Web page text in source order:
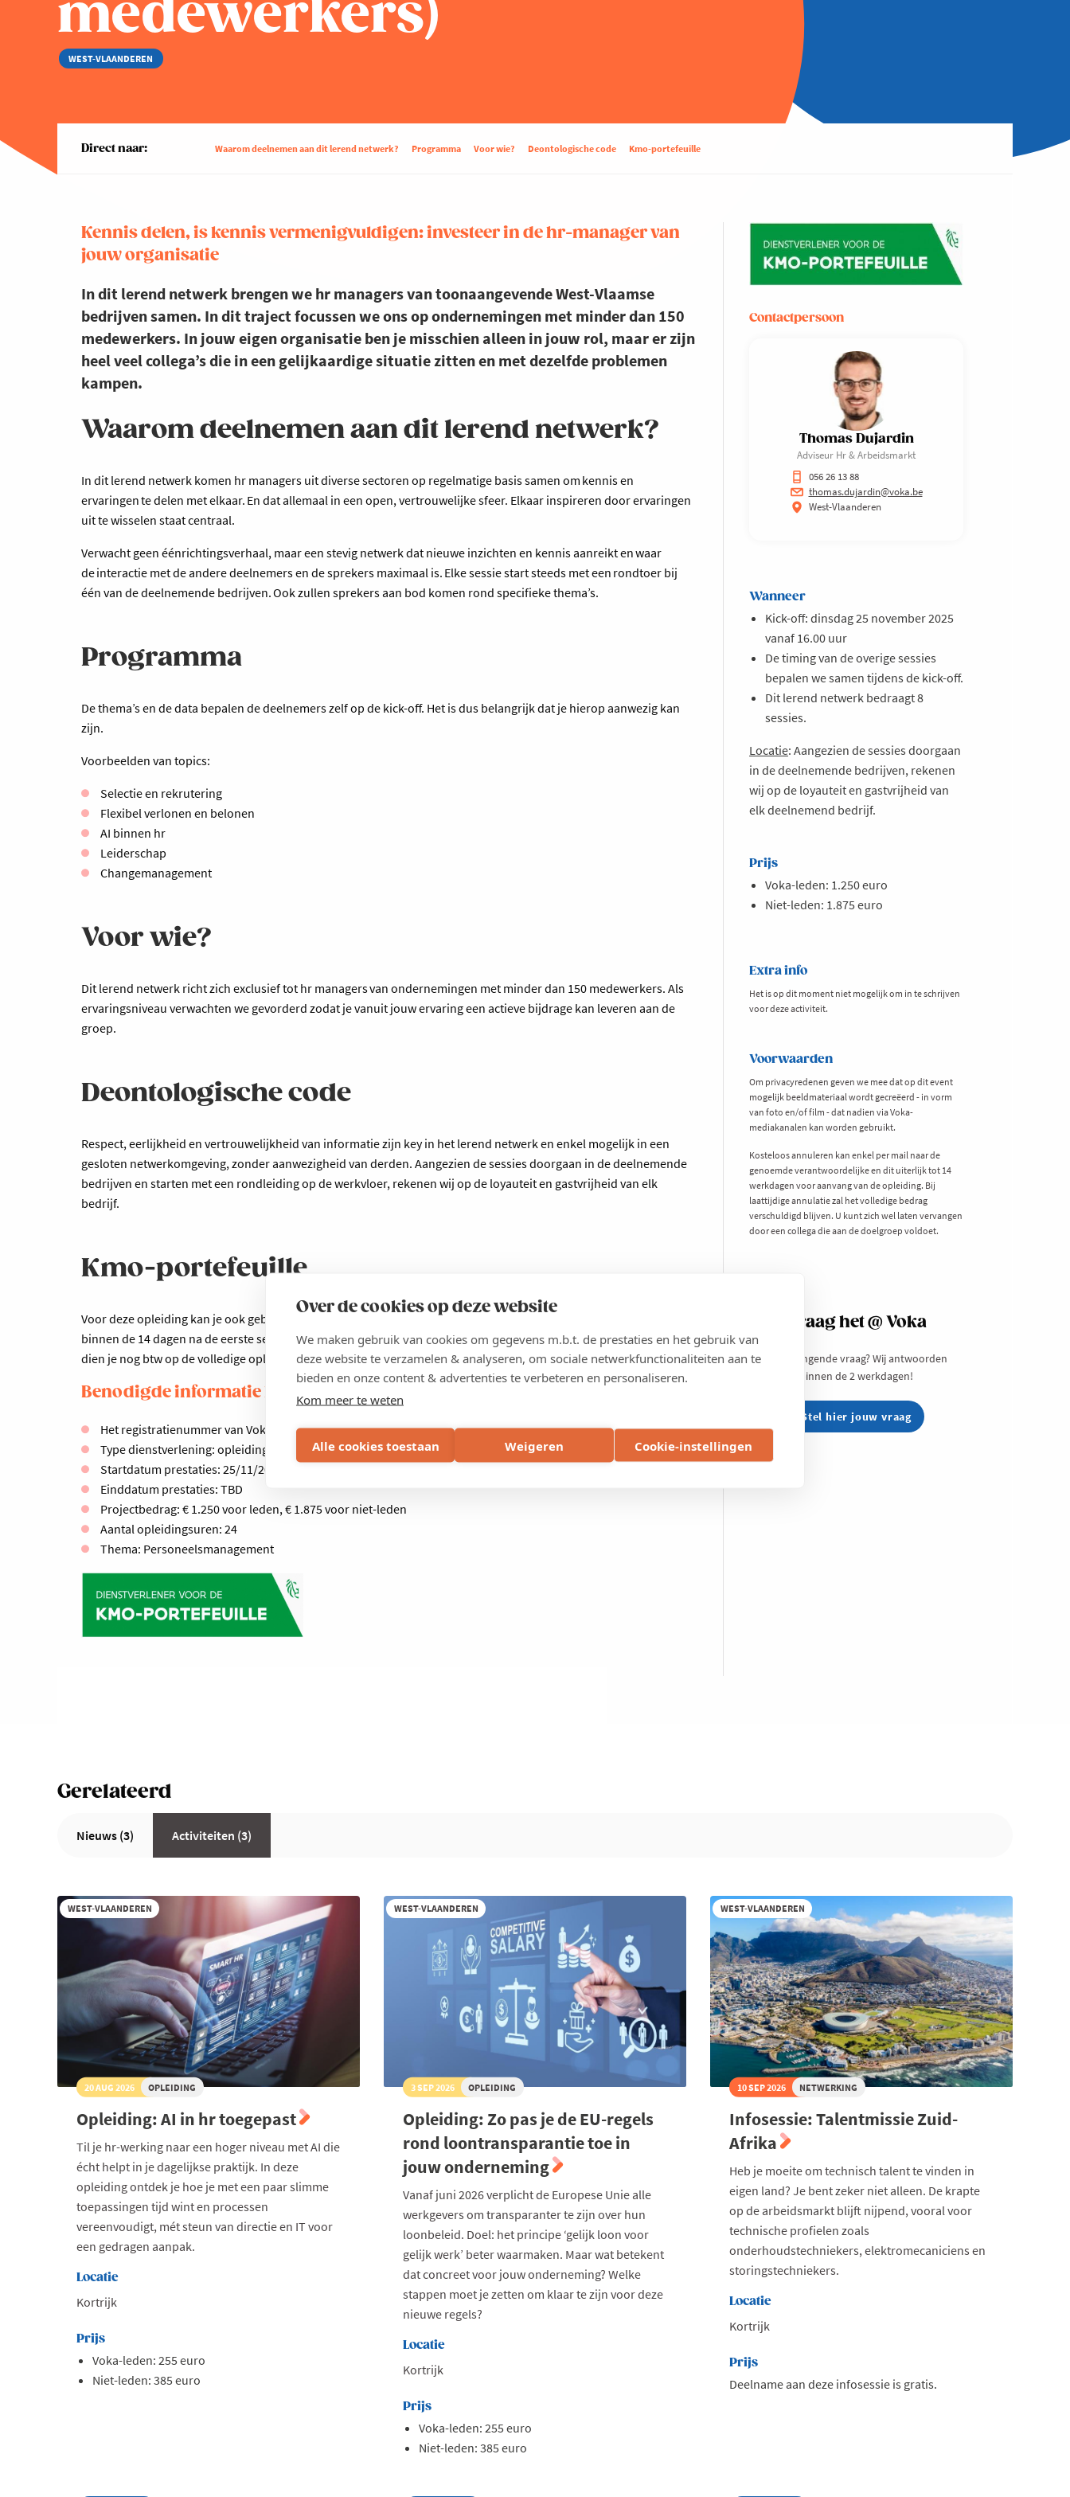
Over de cookies op deze website
We maken gebruik van cookies om gegevens m.b.t. de prestaties en het gebruik van
deze website te verzamelen & analyseren, om sociale netwerkfunctionaliteiten aan te
bieden en onze content & advertenties te verbeteren en personaliseren.
Kom meer te weten
Alle cookies toestaan Weigeren Cookie-instellingen
medewerkers)
WEST-VLAANDEREN
Direct naar: Waarom deelnemen aan dit lerend netwerk? Programma Voor wie? Deontologische code Kmo-portefeuille
Kennis delen, is kennis vermenigvuldigen: investeer in de hr-manager van
jouw organisatie
In dit lerend netwerk brengen we hr managers van toonaangevende West-Vlaamse
bedrijven samen. In dit traject focussen we ons op ondernemingen met minder dan 150
medewerkers. In jouw eigen organisatie ben je misschien alleen in jouw rol, maar er zijn
heel veel collega’s die in een gelijkaardige situatie zitten en met dezelfde problemen
kampen.
Waarom deelnemen aan dit lerend netwerk?
In dit lerend netwerk komen hr managers uit diverse sectoren op regelmatige basis samen om kennis en
ervaringen te delen met elkaar. En dat allemaal in een open, vertrouwelijke sfeer. Elkaar inspireren door ervaringen
uit te wisselen staat centraal.
Verwacht geen éénrichtingsverhaal, maar een stevig netwerk dat nieuwe inzichten en kennis aanreikt en waar
de interactie met de andere deelnemers en de sprekers maximaal is. Elke sessie start steeds met een rondtoer bij
één van de deelnemende bedrijven. Ook zullen sprekers aan bod komen rond specifieke thema’s.
Programma
De thema’s en de data bepalen de deelnemers zelf op de kick-off. Het is dus belangrijk dat je hierop aanwezig kan
zijn.
Voorbeelden van topics:
Selectie en rekrutering
Flexibel verlonen en belonen
AI binnen hr
Leiderschap
Changemanagement
Voor wie?
Dit lerend netwerk richt zich exclusief tot hr managers van ondernemingen met minder dan 150 medewerkers. Als
ervaringsniveau verwachten we gevorderd zodat je vanuit jouw ervaring een actieve bijdrage kan leveren aan de
groep.
Deontologische code
Respect, eerlijkheid en vertrouwelijkheid van informatie zijn key in het lerend netwerk en enkel mogelijk in een
gesloten netwerkomgeving, zonder aanwezigheid van derden. Aangezien de sessies doorgaan in de deelnemende
bedrijven en starten met een rondleiding op de werkvloer, rekenen wij op de loyauteit en gastvrijheid van elk
bedrijf.
Kmo-portefeuille
Voor deze opleiding kan je ook gebruikmaken van de kmo-portefeuille. Jouw aanvraag dient te gebeuren ten laatste
binnen de 14 dagen na de eerste sessie viawww.kmo-portefeuille.be. Indien je beroep doet op de kmo-portefeuille,
dien je nog btw op de volledige opleidingskost te betalen.
Benodigde informatie kmo-portefeuille
Het registratienummer van Voka - Kamer van Koophandel West-Vlaanderen: DV.O104126
Type dienstverlening: opleiding
Startdatum prestaties: 25/11/2025
Einddatum prestaties: TBD
Projectbedrag: € 1.250 voor leden, € 1.875 voor niet-leden
Aantal opleidingsuren: 24
Thema: Personeelsmanagement
Contactpersoon
Thomas Dujardin
Adviseur Hr & Arbeidsmarkt
056 26 13 88
thomas.dujardin@voka.be
West-Vlaanderen
Wanneer
Kick-off: dinsdag 25 november 2025
vanaf 16.00 uur
De timing van de overige sessies
bepalen we samen tijdens de kick-off.
Dit lerend netwerk bedraagt 8
sessies.
Locatie: Aangezien de sessies doorgaan
in de deelnemende bedrijven, rekenen
wij op de loyauteit en gastvrijheid van
elk deelnemend bedrijf.
Prijs
Voka-leden: 1.250 euro
Niet-leden: 1.875 euro
Extra info
Het is op dit moment niet mogelijk om in te schrijven
voor deze activiteit.
Voorwaarden
Om privacyredenen geven we mee dat op dit event
mogelijk beeldmateriaal wordt gecreëerd - in vorm
van foto en/of film - dat nadien via Voka-
mediakanalen kan worden gebruikt.
Kosteloos annuleren kan enkel per mail naar de
genoemde verantwoordelijke en dit uiterlijk tot 14
werkdagen voor aanvang van de opleiding. Bij
laattijdige annulatie zal het volledige bedrag
verschuldigd blijven. U kunt zich wel laten vervangen
door een collega die aan de doelgroep voldoet.
Vraag het @ Voka
Een prangende vraag? Wij antwoorden
binnen de 2 werkdagen!
Stel hier jouw vraag
Gerelateerd
Nieuws (3) Activiteiten (3)
WEST-VLAANDEREN
20 AUG 2026 OPLEIDING
Opleiding: AI in hr toegepast
Til je hr-werking naar een hoger niveau met AI die
écht helpt in je dagelijkse praktijk. In deze
opleiding ontdek je hoe je met een paar slimme
toepassingen tijd wint en processen
vereenvoudigt, mét steun van directie en IT voor
een gedragen aanpak.
Locatie
Kortrijk
Prijs
Voka-leden: 255 euro
Niet-leden: 385 euro
WEST-VLAANDEREN
3 SEP 2026 OPLEIDING
Opleiding: Zo pas je de EU-regels
rond loontransparantie toe in
jouw onderneming
Vanaf juni 2026 verplicht de Europese Unie alle
werkgevers om transparanter te zijn over hun
loonbeleid. Doel: het principe ‘gelijk loon voor
gelijk werk’ beter waarmaken. Maar wat betekent
dat concreet voor jouw onderneming? Welke
stappen moet je zetten om klaar te zijn voor deze
nieuwe regels?
Locatie
Kortrijk
Prijs
Voka-leden: 255 euro
Niet-leden: 385 euro
WEST-VLAANDEREN
10 SEP 2026 NETWERKING
Infosessie: Talentmissie Zuid-
Afrika
Heb je moeite om technisch talent te vinden in
eigen land? Je bent zeker niet alleen. De krapte
op de arbeidsmarkt blijft nijpend, vooral voor
technische profielen zoals
onderhoudstechniekers, elektromecaniciens en
storingstechniekers.
Locatie
Kortrijk
Prijs
Deelname aan deze infosessie is gratis.